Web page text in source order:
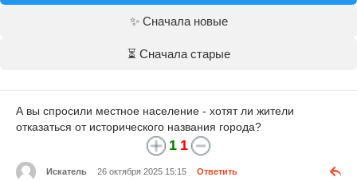
✨ Сначала новые
⏳ Сначала старые
А вы спросили местное население - хотят ли жители
отказаться от исторического названия города?
1 1
Искатель 26 октября 2025 15:15 Ответить